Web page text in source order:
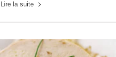
Lire la suite